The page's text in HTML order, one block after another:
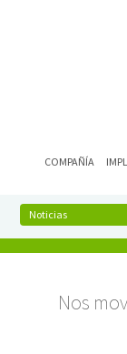
COMPAÑÍA
Noticias
Nos